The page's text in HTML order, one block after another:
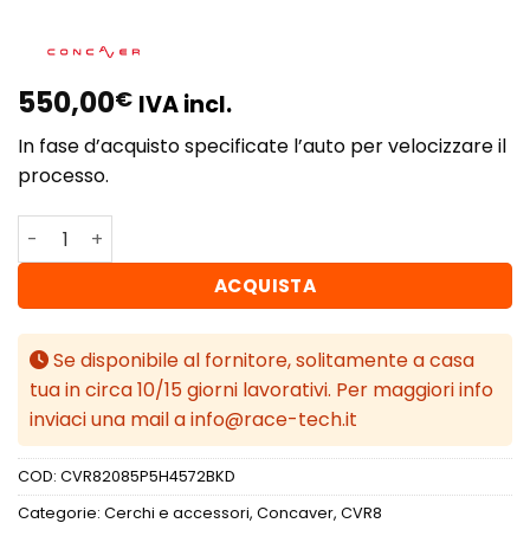
550,00€ IVA incl.
In fase d’acquisto specificate l’auto per velocizzare il
processo.
Concaver CVR8 20x8,5 ET45 5x114,3 Black Diamond Cut
ACQUISTA
Se disponibile al fornitore, solitamente a casa
tua in circa 10/15 giorni lavorativi. Per maggiori info
inviaci una mail a info@race-tech.it
COD: CVR82085P5H4572BKD
Categorie: Cerchi e accessori, Concaver, CVR8